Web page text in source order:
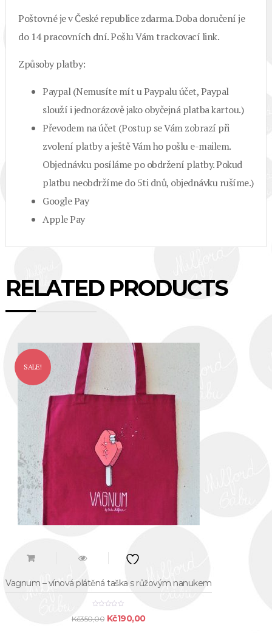
Poštovné je v České republice zdarma. Doba doručení je
do 14 pracovních dní. Pošlu Vám trackovací link.
Způsoby platby:
Paypal (Nemusíte mít u Paypalu účet, Paypal
slouží i jednorázově jako obyčejná platba kartou.)
Převodem na účet (Postup se Vám zobrazí při
zvolení platby a ještě Vám ho pošlu e-mailem.
Objednávku posíláme po obdržení platby. Pokud
platbu neobdržíme do 5ti dnů, objednávku rušíme.)
Google Pay
Apple Pay
RELATED PRODUCTS
SALE!
Vagnum – vínová plátěná taška s růžovým nanukem
Kč350,00 Original
Kč190,00Current